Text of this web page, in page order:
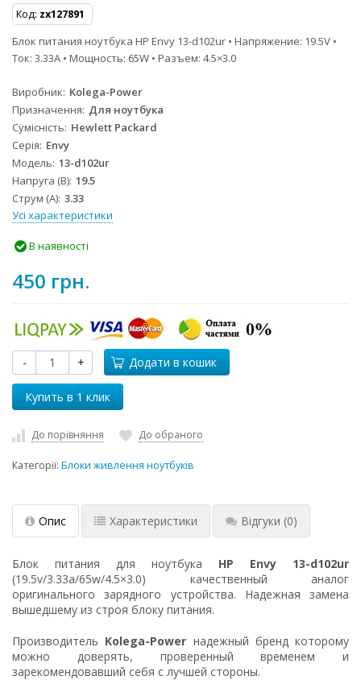
Код: zx127891
Блок питания ноутбука HP Envy 13-d102ur • Напряжение: 19.5V •
Ток: 3.33A • Мощность: 65W • Разъем: 4.5×3.0
Виробник Kolega-Power
Призначення Для ноутбука
Сумісність Hewlett Packard
Серія Envy
Модель 13-d102ur
Напруга (В) 19.5
Струм (А) 3.33
Усі характеристики
В наявності
450 грн.
- + Додати в кошик
До порівняння До обраного
Категорії: Блоки живлення ноутбуків
Опис Характеристики Відгуки (0)
Блок питания для ноутбука HP Envy 13-d102ur
(19.5v/3.33a/65w/4.5×3.0) качественный аналог
оригинального зарядного устройства. Надежная замена
вышедшему из строя блоку питания.
Производитель Kolega-Power надежный бренд которому
можно доверять, проверенный временем и
зарекомендовавший себя с лучшей стороны.